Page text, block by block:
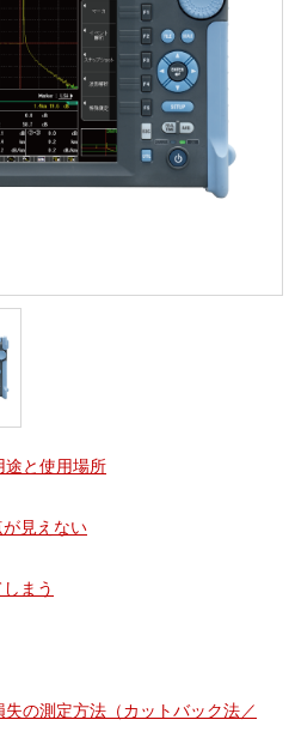
と使用場所
見えない
まう
の測定方法（カットバック法／